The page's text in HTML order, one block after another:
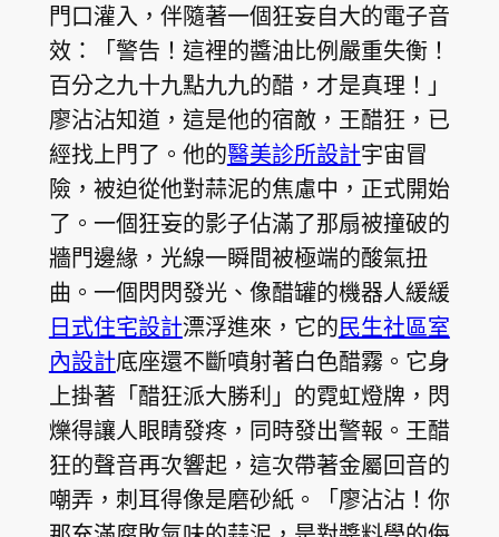
門口灌入，伴隨著一個狂妄自大的電子音
效：「警告！這裡的醬油比例嚴重失衡！
百分之九十九點九九的醋，才是真理！」
廖沾沾知道，這是他的宿敵，王醋狂，已
經找上門了。他的醫美診所設計宇宙冒
險，被迫從他對蒜泥的焦慮中，正式開始
了。一個狂妄的影子佔滿了那扇被撞破的
牆門邊緣，光線一瞬間被極端的酸氣扭
曲。一個閃閃發光、像醋罐的機器人緩緩
日式住宅設計漂浮進來，它的民生社區室
內設計底座還不斷噴射著白色醋霧。它身
上掛著「醋狂派大勝利」的霓虹燈牌，閃
爍得讓人眼睛發疼，同時發出警報。王醋
狂的聲音再次響起，這次帶著金屬回音的
嘲弄，刺耳得像是磨砂紙。「廖沾沾！你